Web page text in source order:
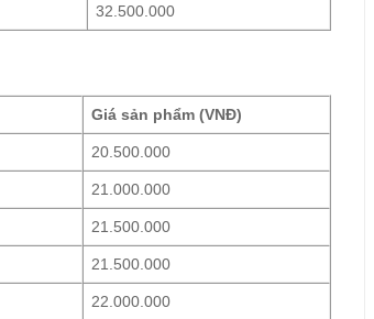
32.500.000
Giá sản phẩm (VNĐ)
20.500.000
21.000.000
21.500.000
21.500.000
22.000.000